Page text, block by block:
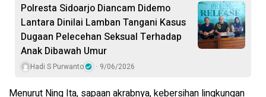
Polresta Sidoarjo Diancam Didemo
Lantara Dinilai Lamban Tangani Kasus
Dugaan Pelecehan Seksual Terhadap
Anak Dibawah Umur
Hadi S Purwanto 9/06/2026
Menurut Ning Ita, sapaan akrabnya, kebersihan lingkungan